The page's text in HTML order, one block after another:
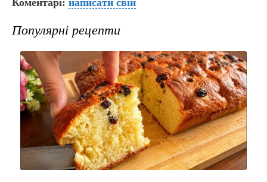
c
e
b
o
o
k
er e
gr
a
m
s
e
n
g
er
Коментарі: написати свій
Популярні рецепти